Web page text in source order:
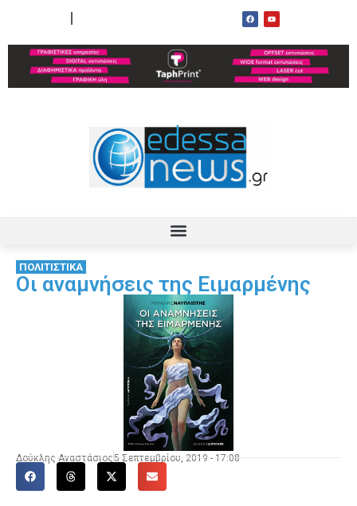
ΠΟΛΙΤΙΣΤΙΚΑ
Οι αναμνήσεις της Ειμαρμένης
Δούκλης Αναστάσιος5 Σεπτεμβρίου, 2019 - 17:08